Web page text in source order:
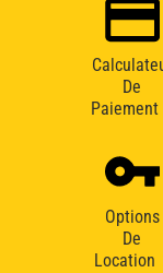
De
Paiement
Options
De
Location